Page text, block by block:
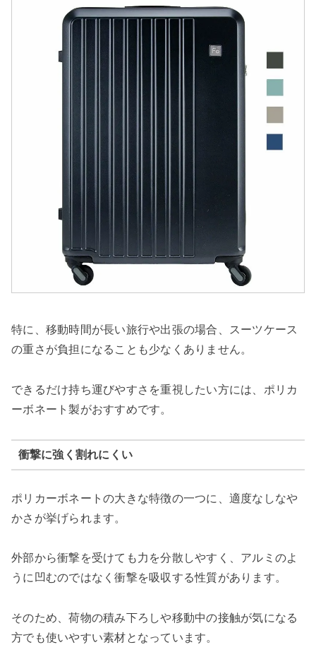
特に、移動時間が長い旅行や出張の場合、スーツケース
の重さが負担になることも少なくありません。
できるだけ持ち運びやすさを重視したい方には、ポリカ
ーボネート製がおすすめです。
衝撃に強く割れにくい
ポリカーボネートの大きな特徴の一つに、適度なしなや
かさが挙げられます。
外部から衝撃を受けても力を分散しやすく、アルミのよ
うに凹むのではなく衝撃を吸収する性質があります。
そのため、荷物の積み下ろしや移動中の接触が気になる
方でも使いやすい素材となっています。